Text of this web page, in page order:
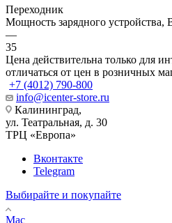
Переходник
Мощность зарядного устройства,
—
35
Цена действительна только для
отличаться от цен в розничных
+7 (4012) 790-800
info@icenter-store.ru
Калининград,
ул. Театральная, д. 30
ТРЦ «Европа»
Вконтакте
Telegram
Выбирайте и покупайте
Mac